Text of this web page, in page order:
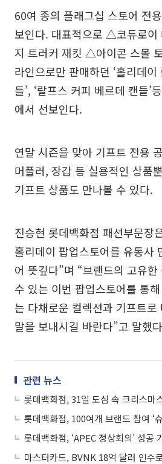
60여 종의 플래그십 스토어 전
보인다. 대표적으로 △코듀로
지 트러커 재킷 △아이콘 스몰
라인으로만 판매하던 ‘홀리데
틀’, ‘랄프스 커피 베르데 캔들’
에서 선보인다.
연말 시즌을 맞아 기프트 전용
머플러, 장갑 등 실용적인 상품
기프트 상품도 만나볼 수 있다.
진승현 롯데백화점 패션부문장
홀리데이 팝업스토어를 유통사
어 뜻깊다”며 “브랜드의 고유
수 있는 이번 팝업스토어를 통
는 다채로운 컬렉션과 기프트로
말을 보내시길 바란다”고 말했
관련 뉴스
롯데백화점, 100여개 브랜드 참여 ‘
롯데백화점, ‘APEC 정상회의’ 성공